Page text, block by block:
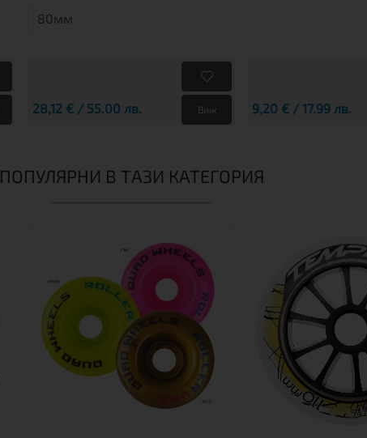
80мм
28,12 € / 55.00 лв. Виж 9,20 € / 17.99 лв.
ПОПУЛЯРНИ В ТАЗИ КАТЕГОРИЯ